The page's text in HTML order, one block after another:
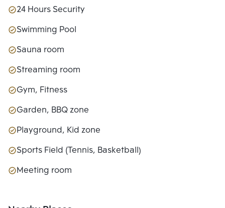
24 Hours Security
Swimming Pool
Sauna room
Streaming room
Gym, Fitness
Garden, BBQ zone
Playground, Kid zone
Sports Field (Tennis, Basketball)
Meeting room